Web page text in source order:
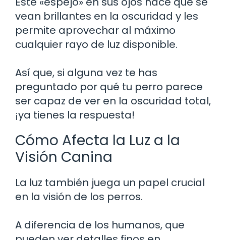
vean brillantes en la oscuridad y les
permite aprovechar al máximo
cualquier rayo de luz disponible.
Así que, si alguna vez te has
preguntado por qué tu perro parece
ser capaz de ver en la oscuridad total,
¡ya tienes la respuesta!
Cómo Afecta la Luz a la
Visión Canina
La luz también juega un papel crucial
en la visión de los perros.
A diferencia de los humanos, que